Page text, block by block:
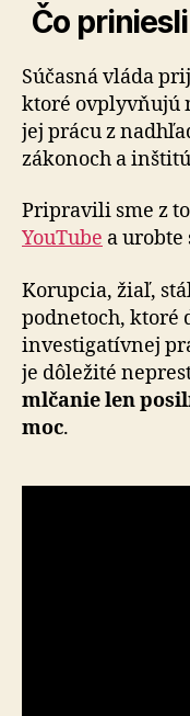
Čo
Súčasná vláda
ktoré ovplyvňujú
jej prácu z
zákonoch a
Pripravili sme z
YouTube a urobte
Korupcia, žiaľ,
podnetoch, ktoré
investigatívnej
je dôležité
mlčanie len
moc.